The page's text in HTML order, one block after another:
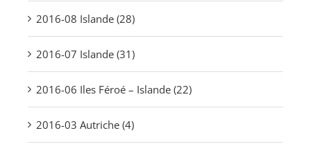
2016-08 Islande (28)
2016-07 Islande (31)
2016-06 Iles Féroé – Islande (22)
2016-03 Autriche (4)